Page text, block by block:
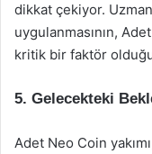
dikkat çekiyor.
uygulanmasının,
kritik bir faktör
5. Gelecekteki
Adet Neo Coin